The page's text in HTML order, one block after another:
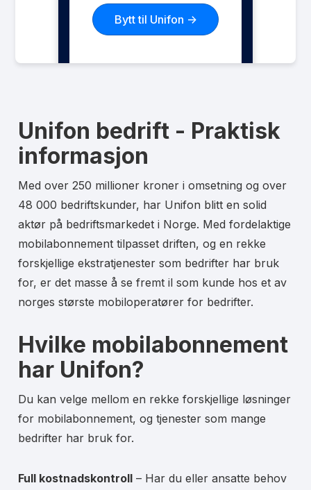
Bytt til Unifon ->
Unifon bedrift - Praktisk
informasjon
Med over 250 millioner kroner i omsetning og over
48 000 bedriftskunder, har Unifon blitt en solid
aktør på bedriftsmarkedet i Norge. Med fordelaktige
mobilabonnement tilpasset driften, og en rekke
forskjellige ekstratjenester som bedrifter har bruk
for, er det masse å se fremt il som kunde hos et av
norges største mobiloperatører for bedrifter.
Hvilke mobilabonnement
har Unifon?
Du kan velge mellom en rekke forskjellige løsninger
for mobilabonnement, og tjenester som mange
bedrifter har bruk for.
Full kostnadskontroll – Har du eller ansatte behov